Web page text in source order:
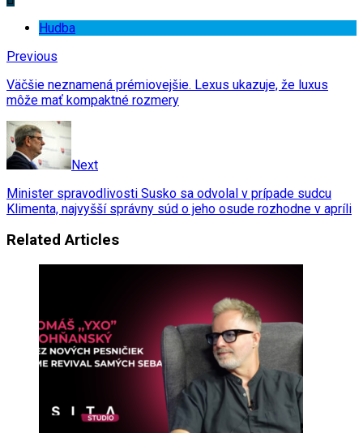
Hudba
Previous
Väčšie neznamená prémiovejšie. Lexus ukazuje, že luxus
môže mať kompaktné rozmery
Next
Minister spravodlivosti Susko sa odvolal v prípade sudcu
Klimenta, najvyšší správny súd o jeho osude rozhodne v apríli
Related Articles